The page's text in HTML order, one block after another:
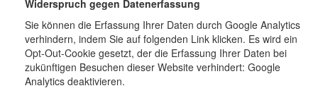
Widerspruch gegen Datenerfassung
Sie können die Erfassung Ihrer Daten durch Google Analytics
verhindern, indem Sie auf folgenden Link klicken. Es wird ein
Opt-Out-Cookie gesetzt, der die Erfassung Ihrer Daten bei
zukünftigen Besuchen dieser Website verhindert: Google
Analytics deaktivieren.